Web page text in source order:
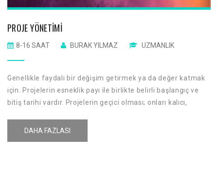
PROJE YÖNETIMI
8-16 SAAT BURAK YILMAZ UZMANLIK
Genellikle faydalı bir değişim getirmek ya da değer katmak
için. Projelerin esneklik payı ile birlikte belirli başlangıç ve
bitiş tarihi vardır. Projelerin geçici olması; onları kalıcı,
işletme operasyonlarından farklı yapar. Pratikte, bu iki tür
DAHA FAZLASI